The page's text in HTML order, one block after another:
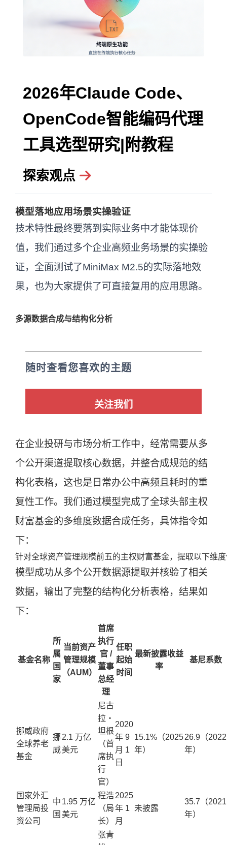
2026年Claude Code、
OpenCode智能编码代理
工具选型研究|附教程
探索观点
模型落地应用场景实操验证
技术特性最终要落到实际业务中才能体现价
值，我们通过多个企业高频业务场景的实操验
证，全面测试了MiniMax M2.5的实际落地效
果，也为大家提供了可直接复用的应用思路。
多源数据合成与结构化分析
随时查看您喜欢的主题
关注我们
在企业投研与市场分析工作中，经常需要从多
个公开渠道提取核心数据，并整合成规范的结
构化表格，这也是日常办公中高频且耗时的重
复性工作。我们通过模型完成了全球头部主权
财富基金的多维度数据合成任务，具体指令如
下：
模型成功从多个公开数据源提取并核验了相关
数据，输出了完整的结构化分析表格，结果如
下：
基金名称
所
属
国
家
当前资产
管理规模
（AUM）
首席
执行
官 /
董事
总经
理
任职
起始
时间
最新披露收益
率
基尼系数
挪威政府
全球养老
基金
挪
威
2.1 万亿
美元
尼古
拉・
坦根
（首
席执
行
官）
2020
年 9
月 1
日
15.1%（2025
年）
26.9（2022
年）
国家外汇
管理局投
资公司
中
国
1.95 万亿
美元
程浩
（局
长）
2025
年 1
月
未披露
35.7（2021
年）
张青